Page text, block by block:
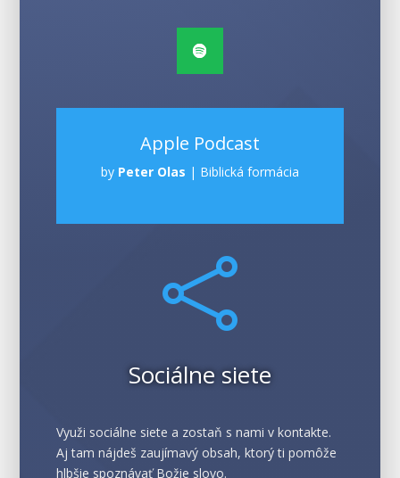
Apple Podcast
by Peter Olas | Biblická formácia

Sociálne siete
Využi sociálne siete a zostaň s nami v kontakte.
Aj tam nájdeš zaujímavý obsah, ktorý ti pomôže
hlbšie spoznávať Božie slovo.